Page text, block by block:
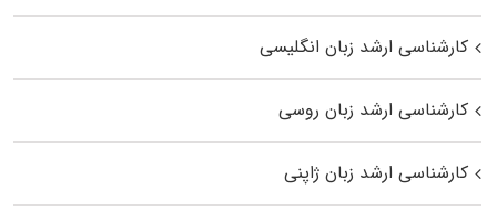
کارشناسی ارشد زبان انگلیسی
کارشناسی ارشد زبان روسی
کارشناسی ارشد زبان ژاپنی